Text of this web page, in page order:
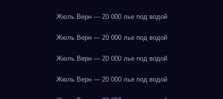
Жюль Верн — 20 000 лье под водой
Жюль Верн — 20 000 лье под водой
Жюль Верн — 20 000 лье под водой
Жюль Верн — 20 000 лье под водой